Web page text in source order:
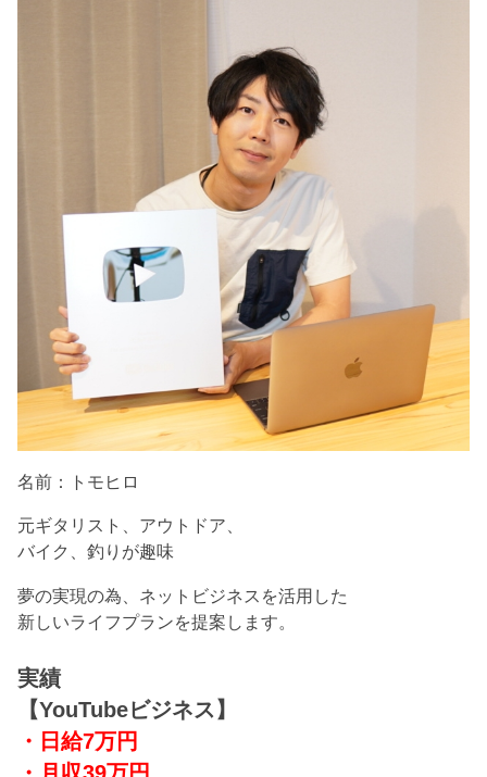
名前：トモヒロ
元ギタリスト、アウトドア、
バイク、釣りが趣味
夢の実現の為、ネットビジネスを活用した
新しいライフプランを提案します。
実績
【YouTubeビジネス】
・日給7万円